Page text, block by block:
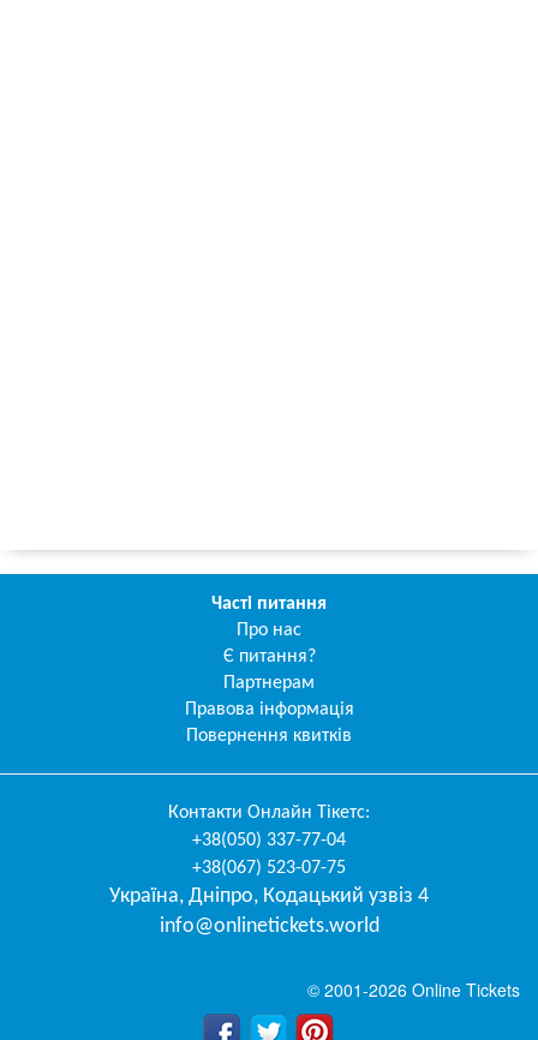
Часті питання
Про нас
Є питання?
Партнерам
Правова інформація
Повернення квитків
Контакти Онлайн Тікетс:
+38(050) 337-77-04
+38(067) 523-07-75
Україна, Дніпро, Кодацький узвіз 4
info@onlinetickets.world
© 2001-2026 Online Tickets